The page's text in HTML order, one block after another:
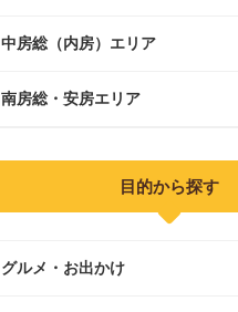
佐倉市
富里市
旭市
匝瑳市
茂原市
東金市
中房総（内房）エリア
市原市
南房総・安房エリア
富津市
目的から探す
グルメ・お出かけ